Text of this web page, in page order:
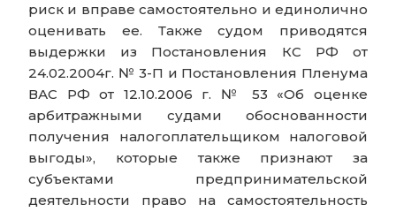
риск и вправе самостоятельно и единолично
оценивать ее. Также судом приводятся
выдержки из Постановления КС РФ от
24.02.2004г. № 3-П и Постановления Пленума
ВАС РФ от 12.10.2006 г. № 53 «Об оценке
арбитражными судами обоснованности
получения налогоплательщиком налоговой
выгоды», которые также признают за
субъектами предпринимательской
деятельности право на самостоятельность